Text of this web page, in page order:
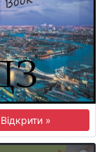
Відкрити »